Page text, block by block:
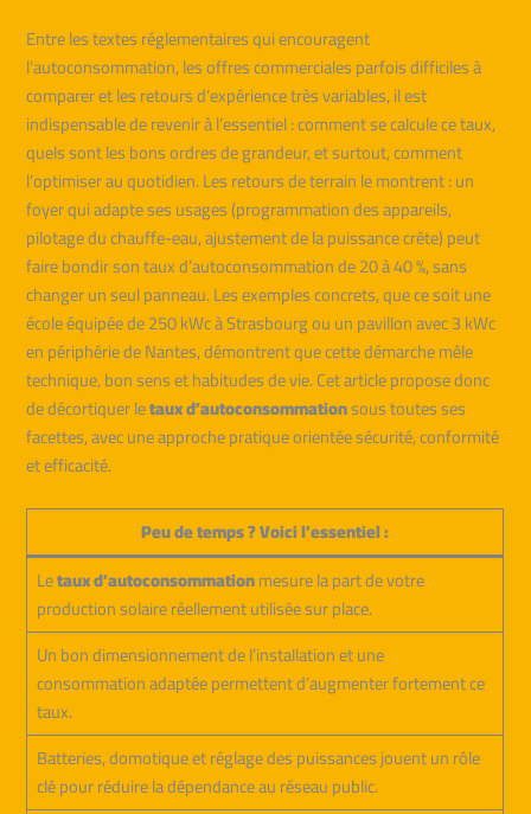
Entre les textes réglementaires qui encouragent
l’autoconsommation, les offres commerciales parfois difficiles à
comparer et les retours d’expérience très variables, il est
indispensable de revenir à l’essentiel : comment se calcule ce taux,
quels sont les bons ordres de grandeur, et surtout, comment
l’optimiser au quotidien. Les retours de terrain le montrent : un
foyer qui adapte ses usages (programmation des appareils,
pilotage du chauffe-eau, ajustement de la puissance crête) peut
faire bondir son taux d’autoconsommation de 20 à 40 %, sans
changer un seul panneau. Les exemples concrets, que ce soit une
école équipée de 250 kWc à Strasbourg ou un pavillon avec 3 kWc
en périphérie de Nantes, démontrent que cette démarche mêle
technique, bon sens et habitudes de vie. Cet article propose donc
de décortiquer letaux d’autoconsommationsous toutes ses
facettes, avec une approche pratique orientée sécurité, conformité
et efficacité.
Peu de temps ? Voici l’essentiel :
Letaux d’autoconsommationmesure la part de votre
production solaire réellement utilisée sur place.
Un bon dimensionnement de l’installation et une
consommation adaptée permettent d’augmenter fortement ce
taux.
Batteries, domotique et réglage des puissances jouent un rôle
clé pour réduire la dépendance au réseau public.